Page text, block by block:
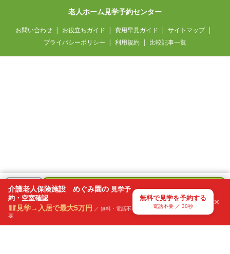
＋
気になる
リスト
無料
で
見学を予約
電話不要・30秒で送信
老人ホーム見学予約センター
お問い合わせ お役立ちガイド 費用早見ガイド
サイトマップ
プライバシーポリシー
利用規約 比較記事一覧
介護老人保険施設 めぐみ園の 見学予
約・空室確認
見学→入居で最大5万円
／ 無料・電話不
要
無料で見学を予約する
電話不要 ／ 30秒 ×